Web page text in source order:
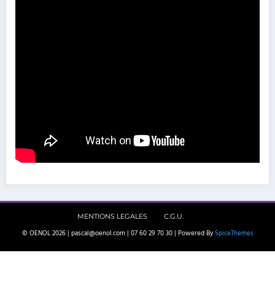
MENTIONS LEGALES C.G.U.
© OENOL 2026 | pascal@oenol.com | 07 60 29 70 30 | Powered By SpiceThemes